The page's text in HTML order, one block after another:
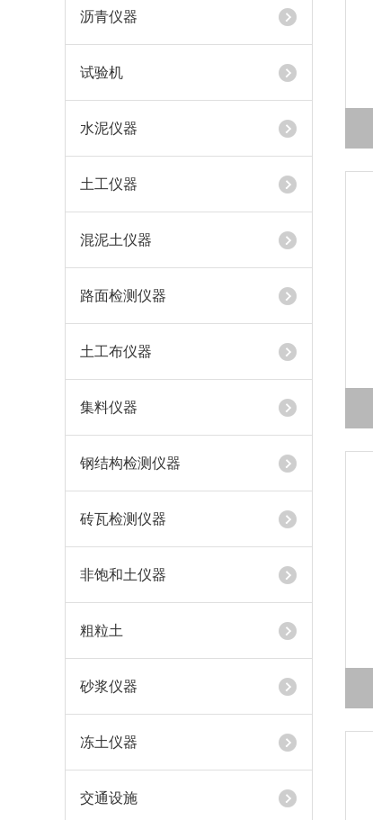
沥青仪器
试验机
水泥仪器
土工仪器
混泥土仪器
路面检测仪器
土工布仪器
集料仪器
钢结构检测仪器
砖瓦检测仪器
非饱和土仪器
粗粒土
砂浆仪器
冻土仪器
交通设施